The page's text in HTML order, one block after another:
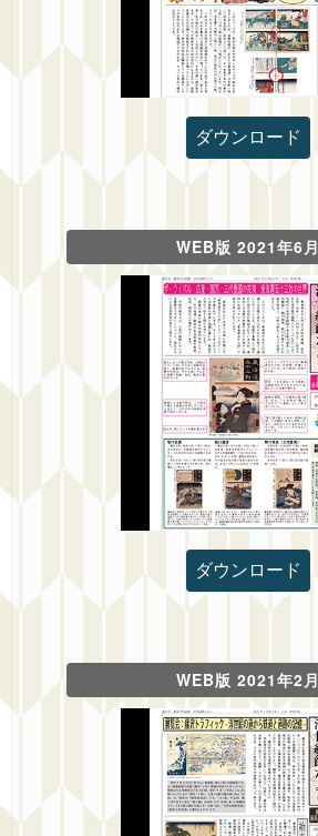
ダウンロード
WEB版 2021年6月
ダウンロード
WEB版 2021年2月